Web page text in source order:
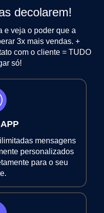
decolarem!
e veja o poder que a
3x mais vendas. +
com o cliente = TUDO
só!
mensagens
personalizados
para o seu